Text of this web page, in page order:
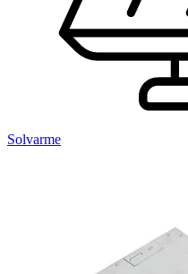
Solvarme